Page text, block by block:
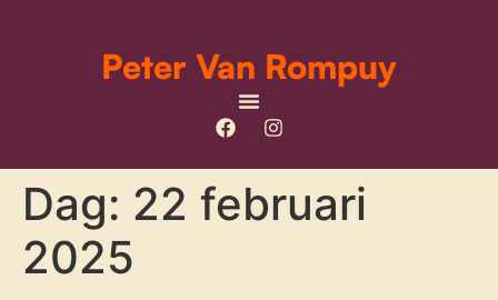
Peter Van Rompuy
Dag: 22 februari
2025